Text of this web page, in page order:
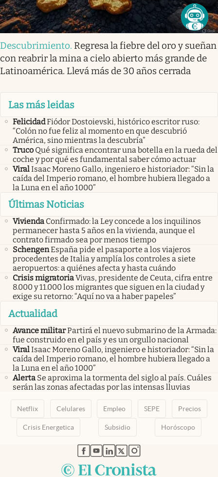
Descubrimiento. Regresa la fiebre del oro y sueñan
con reabrir la mina a cielo abierto más grande de
Latinoamérica. Llevá más de 30 años cerrada
Las más leidas
FelicidadFiódor Dostoievski, histórico escritor ruso:
“Colón no fue feliz al momento en que descubrió
América, sino mientras la descubría”
Truco Qué significa encontrar una botella en la rueda del
coche y por qué es fundamental saber cómo actuar
ViralIsaac Moreno Gallo, ingeniero e historiador: “Sin la
caída del Imperio romano, el hombre hubiera llegado a
la Luna en el año 1000”
Últimas Noticias
Vivienda Confirmado: la Ley concede a los inquilinos
permanecer hasta 5 años en la vivienda, aunque el
contrato firmado sea por menos tiempo
SchengenEspaña pide el pasaporte a los viajeros
procedentes de Italia y amplía los controles a siete
aeropuertos: a quiénes afecta y hasta cuándo
Crisis migratoriaVivas, presidente de Ceuta, cifra entre
8.000 y 11.000 los migrantes que siguen en la ciudad y
exige su retorno: “Aquí no va a haber papeles”
Actualidad
Avance militarPartirá el nuevo submarino de la Armada:
fue construido en el país y es un orgullo nacional
ViralIsaac Moreno Gallo, ingeniero e historiador: “Sin la
caída del Imperio romano, el hombre hubiera llegado a
la Luna en el año 1000”
Alerta Se aproxima la tormenta del siglo al país. Cuáles
serán las zonas afectadas por las intensas lluvias
Netflix Celulares Empleo SEPE Precios
Crisis Energetica Subsidio Horóscopo
abre en nueva pestaña
abre en nueva pestaña
abre en nueva pestaña
abre en nueva pestaña
abre en nueva pestaña